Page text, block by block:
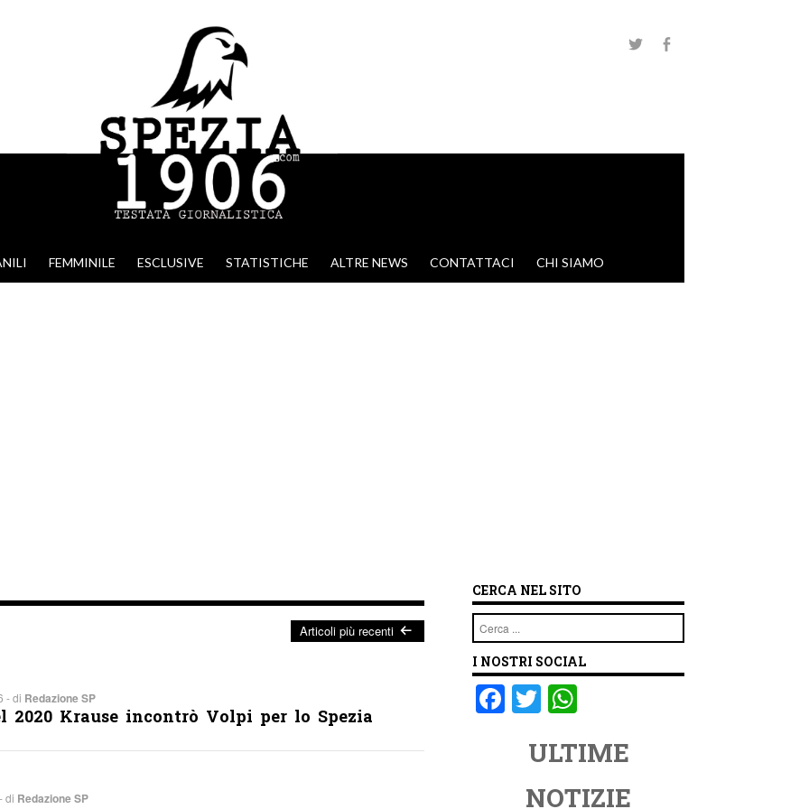
FEMMINILE ESCLUSIVE STATISTICHE ALTRE NEWS CONTATTACI CHI SIAMO
Articoli più recenti
- di Redazione SP
2020 Krause incontrò Volpi per lo Spezia
di Redazione SP
CERCA NEL SITO
Cerca
I NOSTRI SOCIAL
F T
tt
er
at
s
ULTIME
NOTIZIE